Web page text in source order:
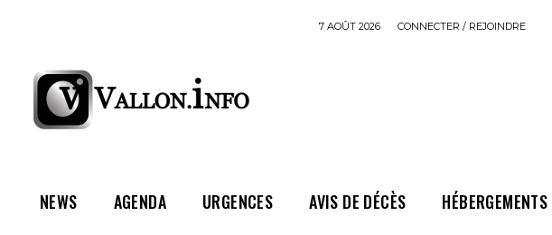
7 AOÛT 2026 CONNECTER / REJOINDRE
NEWS AGENDA URGENCES AVIS DE DÉCÈS HÉBERGEMENTS